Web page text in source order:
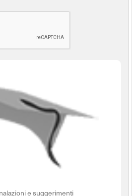
e suggerimenti